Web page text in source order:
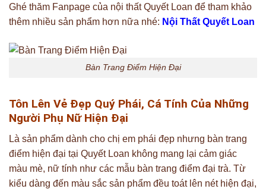
Ghé thăm Fanpage của nội thất Quyết Loan để tham khảo
thêm nhiều sản phẩm hơn nữa nhé: Nội Thất Quyết Loan
Bàn Trang Điểm Hiện Đại
Tôn Lên Vẻ Đẹp Quý Phái, Cá Tính Của Những
Người Phụ Nữ Hiện Đại
Là sản phẩm dành cho chị em phái đẹp nhưng bàn trang
điểm hiện đại tại Quyết Loan không mang lại cảm giác
màu mè, nữ tính như các mẫu bàn trang điểm đại trà. Từ
kiểu dàng đến màu sắc sản phẩm đều toát lên nét hiện đại,